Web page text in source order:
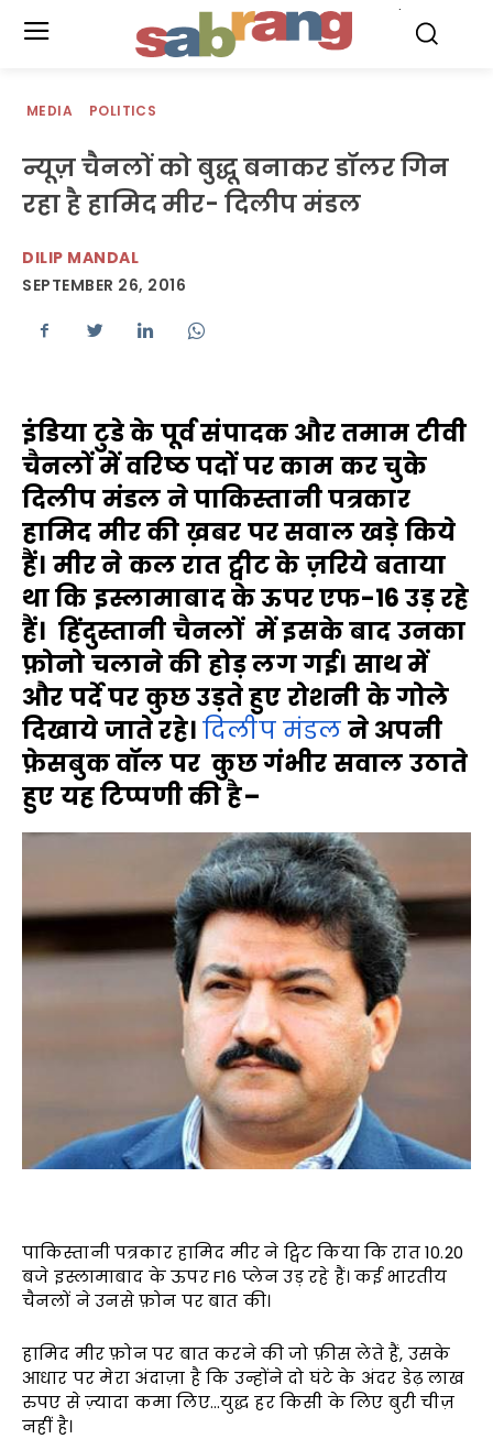
MEDIA POLITICS
न्यूज़ चैनलों को बुद्धू बनाकर डॉलर गिन
रहा है हामिद मीर- दिलीप मंडल
DILIP MANDAL
SEPTEMBER 26, 2016
इंडिया टुडे के पूर्व संपादक और तमाम टीवी
चैनलों में वरिष्ठ पदों पर काम कर चुके
दिलीप मंडल ने पाकिस्तानी पत्रकार
हामिद मीर की ख़बर पर सवाल खड़े किये
हैं। मीर ने कल रात ट्वीट के ज़रिये बताया
था कि इस्लामाबाद के ऊपर एफ-16 उड़ रहे
हैं। हिंदुस्तानी चैनलों में इसके बाद उनका
फ़ोनो चलाने की होड़ लग गई। साथ में
और पर्दे पर कुछ उड़ते हुए रोशनी के गोले
दिखाये जाते रहे।दिलीप मंडलने अपनी
फ़ेसबुक वॉल पर कुछ गंभीर सवाल उठाते
हुए यह टिप्पणी की है–
पाकिस्तानी पत्रकार हामिद मीर ने ट्विट किया कि रात 10.20
बजे इस्लामाबाद के ऊपर F16 प्लेन उड़ रहे हैं। कई भारतीय
चैनलों ने उनसे फ़ोन पर बात की।
हामिद मीर फ़ोन पर बात करने की जो फ़ीस लेते हैं, उसके
आधार पर मेरा अंदाज़ा है कि उन्होंने दो घंटे के अंदर डेढ़ लाख
रुपए से ज़्यादा कमा लिए…युद्ध हर किसी के लिए बुरी चीज़
नहीं है।